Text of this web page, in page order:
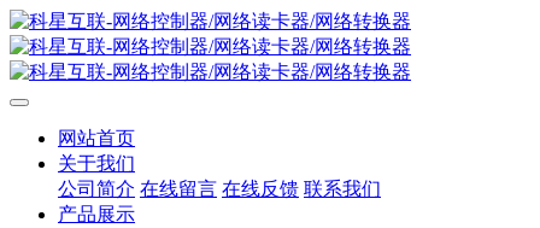
网站首页
关于我们
公司简介 在线留言 在线反馈 联系我们
产品展示